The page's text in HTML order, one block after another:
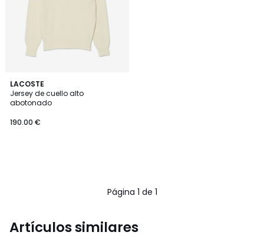
LACOSTE
Jersey de cuello alto
abotonado
190.00 €
Página 1 de 1
Artículos similares